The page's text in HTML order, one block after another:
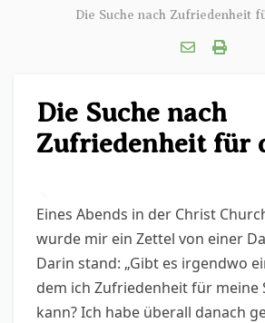
Die Suche nach Zufriedenheit
Die Suche nach
Zufriedenheit für
Eines Abends in der Christ
wurde mir ein Zettel von einer
Darin stand: „Gibt es irgendwo
dem ich Zufriedenheit für meine
kann? Ich habe überall danach